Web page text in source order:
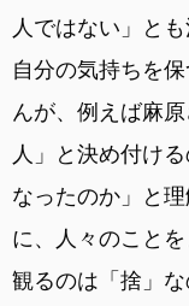
人ではない」と
自分の気持ちを
んが、例えば麻
人」と決め付け
なったのか」と
に、人々のこと
観るのは「捨」